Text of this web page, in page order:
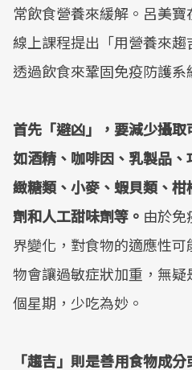
常飲食營養來緩解。呂美寶
線上課程提出「用營養來
透過飲食來鞏固免疫防護系
首先「避凶」，要減少攝
如酒精、咖啡因、乳製品
緻糖類、小麥、蝦貝類、
劑和人工甜味劑等。 由於
界變化，對食物的適應性
物會讓過敏症狀加重，無
個星期，少吃為妙。
「趨吉」則是善用食物成